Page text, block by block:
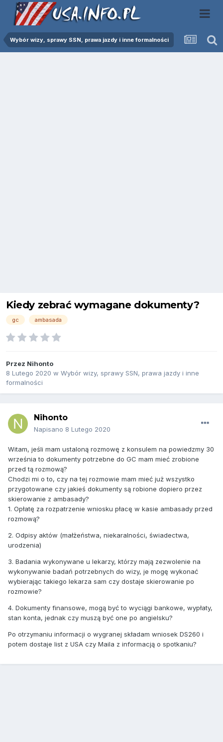
Wybór wizy, sprawy SSN, prawa jazdy i inne formalności
Kiedy zebrać wymagane dokumenty?
gc ambasada
Przez Nihonto
8 Lutego 2020 w Wybór wizy, sprawy SSN, prawa jazdy i inne
formalności
Nihonto
Napisano 8 Lutego 2020
Witam, jeśli mam ustaloną rozmowę z konsulem na powiedzmy 30
września to dokumenty potrzebne do GC mam mieć zrobione
przed tą rozmową?
Chodzi mi o to, czy na tej rozmowie mam mieć już wszystko
przygotowane czy jakieś dokumenty są robione dopiero przez
skierowanie z ambasady?
1. Opłatę za rozpatrzenie wniosku płacę w kasie ambasady przed
rozmową?
2. Odpisy aktów (małżeństwa, niekaralności, świadectwa,
urodzenia)
3. Badania wykonywane u lekarzy, którzy mają zezwolenie na
wykonywanie badań potrzebnych do wizy, je mogę wykonać
wybierając takiego lekarza sam czy dostaje skierowanie po
rozmowie?
4. Dokumenty finansowe, mogą być to wyciągi bankowe, wypłaty,
stan konta, jednak czy muszą być one po angielsku?
Po otrzymaniu informacji o wygranej składam wniosek DS260 i
potem dostaje list z USA czy Maila z informacją o spotkaniu?